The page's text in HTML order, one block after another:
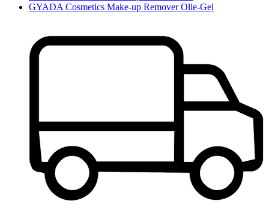
GYADA Cosmetics Make-up Remover Olie-Gel